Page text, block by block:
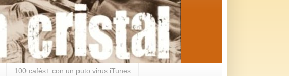
100 cafés+ con un puto virus iTunes